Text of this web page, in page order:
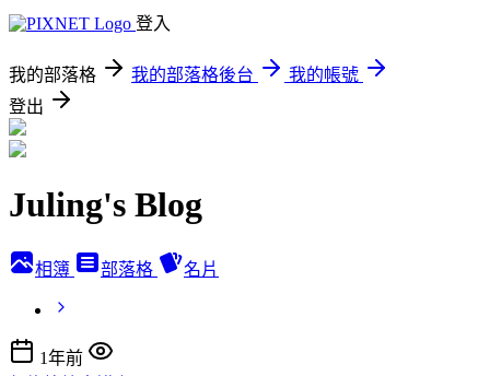
登入
我的部落格 我的部落格後台
我的帳號
登出
Juling's Blog
相簿 部落格 名片
1年前